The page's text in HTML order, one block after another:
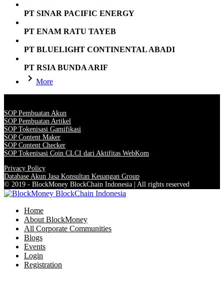
PT SINAR PACIFIC ENERGY
PT ENAM RATU TAYEB
PT BLUELIGHT CONTINENTAL ABADI
PT RSIA BUNDA ARIF
More
SOP Pembuatan Akun
SOP Pembuatan Artikel
SOP Tokenisasi Gamifikasi
SOP Content Maker
SOP Content Checker
SOP Tokenisasi Coin CLCI dari Aktifitas WebKom
Privacy Policy
Database Akun Jasa Konsultan Keuangan Group
© 2019 - BlockMoney BlockChain Indonesia | All rights reserved
Home
About BlockMoney
All Corporate Communities
Blogs
Events
Login
Registration